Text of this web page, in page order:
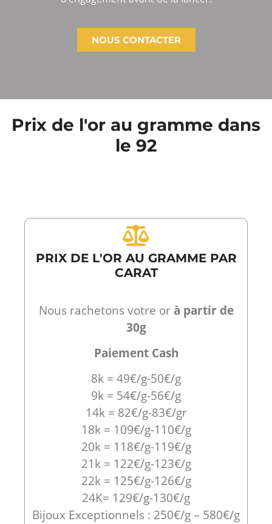
NOUS CONTACTER
Prix de l'or au gramme dans
le 92
PRIX DE L'OR AU GRAMME PAR
CARAT
Nous rachetons votre orà partir de
30g
Paiement Cash
8k = 49€/g-50€/g
9k = 54€/g-56€/g
14k = 82€/g-83€/gr
18k = 109€/g-110€/g
20k = 118€/g-119€/g
21k = 122€/g-123€/g
22k = 125€/g-126€/g
24K= 129€/g-130€/g
Bijoux Exceptionnels : 250€/g – 580€/g